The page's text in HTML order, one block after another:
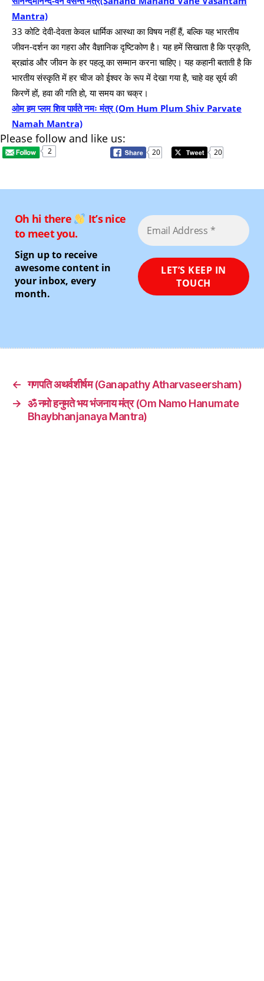
Mantra)
33 कोटि देवी-देवता केवल धार्मिक आस्था का विषय नहीं हैं, बल्कि यह भारतीय
जीवन-दर्शन का गहरा और वैज्ञानिक दृष्टिकोण है। यह हमें सिखाता है कि प्रकृति,
ब्रह्मांड और जीवन के हर पहलू का सम्मान करना चाहिए। यह कहानी बताती है कि
भारतीय संस्कृति में हर चीज को ईश्वर के रूप में देखा गया है, चाहे वह सूर्य की
किरणें हों, हवा की गति हो, या समय का चक्र।
ओम हम प्लम शिव पार्वते नमः मंत्र (Om Hum Plum Shiv Parvate
Namah Mantra)
Please follow and like us:
2 20 20
Oh hi there
It’s nice
to meet you.
Sign up to receive
awesome content in
your inbox, every
month.
← गणपति अथर्वशीर्षम (Ganapathy Atharvaseersham)
→ ॐ नमो हनुमते भय भंजनाय मंत्र (Om Namo Hanumate
Bhaybhanjanaya Mantra)